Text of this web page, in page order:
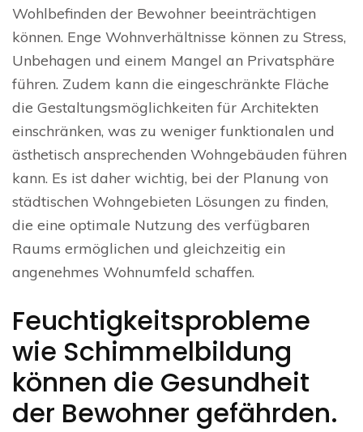
Wohlbefinden der Bewohner beeinträchtigen
können. Enge Wohnverhältnisse können zu Stress,
Unbehagen und einem Mangel an Privatsphäre
führen. Zudem kann die eingeschränkte Fläche
die Gestaltungsmöglichkeiten für Architekten
einschränken, was zu weniger funktionalen und
ästhetisch ansprechenden Wohngebäuden führen
kann. Es ist daher wichtig, bei der Planung von
städtischen Wohngebieten Lösungen zu finden,
die eine optimale Nutzung des verfügbaren
Raums ermöglichen und gleichzeitig ein
angenehmes Wohnumfeld schaffen.
Feuchtigkeitsprobleme
wie Schimmelbildung
können die Gesundheit
der Bewohner gefährden.